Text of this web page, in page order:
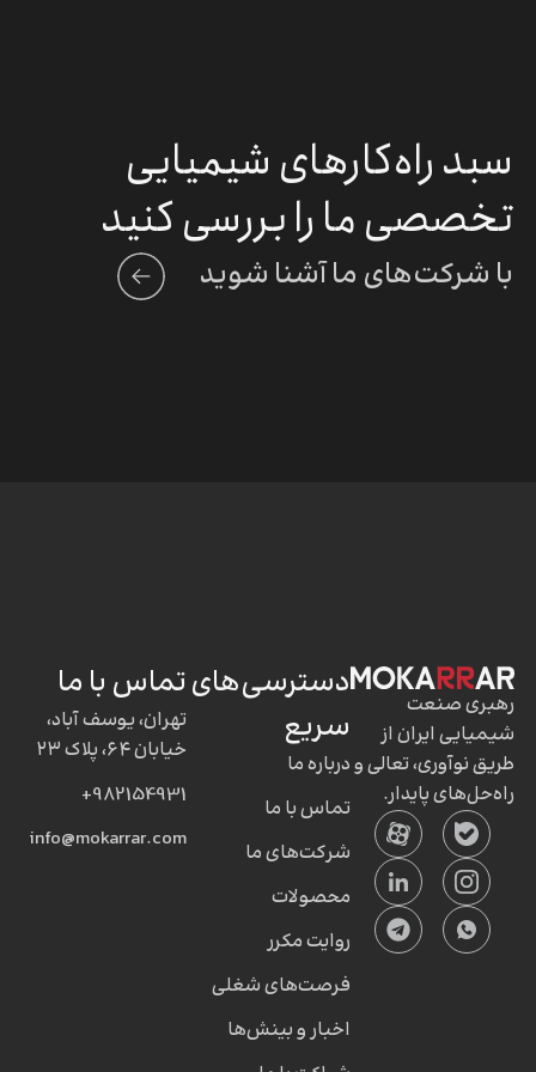
سبد راه‌کارهای شیمیایی
تخصصی ما را بررسی کنید
با شرکت‌های ما آشنا شوید
رهبری صنعت
شیمیایی ایران از
طریق نوآوری، تعالی و
راه‌حل‌های پایدار.
دسترسی‌های
سریع
درباره ما
تماس با ما
شرکت‌های ما
محصولات
روایت مکرر
فرصت‌های شغلی
اخبار و بینش‌ها
تماس با ما
تهران، یوسف آباد،
خیابان ۶۴، پلاک ۲۳
982154931+
info@mokarrar.com